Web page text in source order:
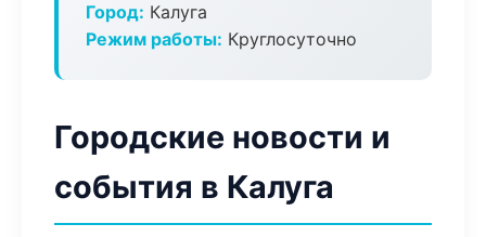
Город: Калуга
Режим работы: Круглосуточно
Городские новости и
события в Калуга